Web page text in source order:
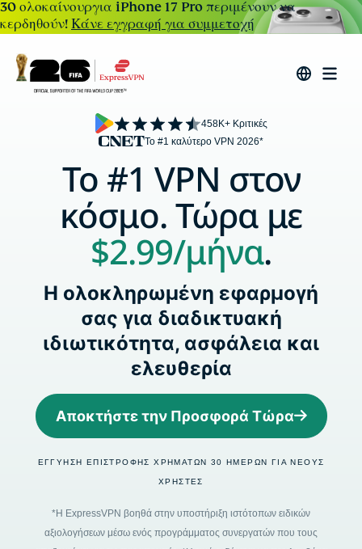
30 ολοκαίνουργια iPhone 17 Pro περιμένουν να
κερδηθούν!Κάνε εγγραφή για συμμετοχή
Το #1 καλύτερο VPN 2026*
458K+ Κριτικές
Το #1 VPN στον
κόσμο. Τώρα με
$2.99/μήνα.
Η ολοκληρωμένη εφαρμογή
σας για διαδικτυακή
ιδιωτικότητα, ασφάλεια και
ελευθερία
Αποκτήστε την Προσφορά Τώρα
ΕΓΓΎΗΣΗ ΕΠΙΣΤΡΟΦΉΣ ΧΡΗΜΆΤΩΝ 30 ΗΜΕΡΏΝ ΓΙΑ ΝΈΟΥΣ
ΧΡΉΣΤΕΣ
*Η ExpressVPN βοηθά στην υποστήριξη ιστότοπων ειδικών
αξιολογήσεων μέσω ενός προγράμματος συνεργατών που τους